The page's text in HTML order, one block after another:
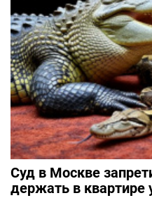
Суд в Москве
держать в квартире